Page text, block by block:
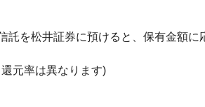
託を松井証券に預けると、保有金額に
元率は異なります)